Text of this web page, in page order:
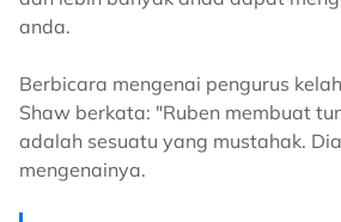
anda.
Berbicara mengenai pengurus
Shaw berkata: "Ruben membuat
adalah sesuatu yang mustahak.
mengenainya.